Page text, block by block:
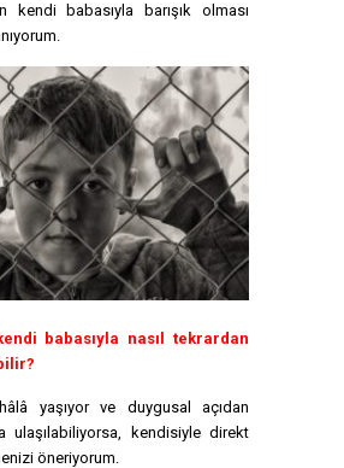
kendi babasıyla barışık olması
babasıyla nasıl tekrardan
yaşıyor ve duygusal açıdan
ulaşılabiliyorsa, kendisiyle direkt
öneriyorum.